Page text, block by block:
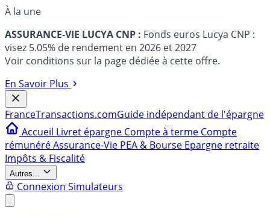
À la une
ASSURANCE-VIE LUCYA CNP : Fonds euros Lucya CNP :
visez 5.05% de rendement en 2026 et 2027
Voir conditions sur la page dédiée à cette offre.
En Savoir Plus
FranceTransactions.comGuide indépendant de l'épargne
Accueil Livret épargne Compte à terme Compte
rémunéréAssurance-Vie PEA & Bourse Epargne retraite
Impôts & Fiscalité
Autres...
Connexion Simulateurs